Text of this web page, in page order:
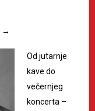
→
Od jutarnje
kave do
večernjeg
koncerta –